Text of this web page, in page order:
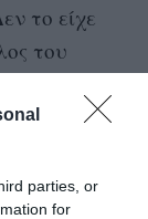
parties, or
for
το είχε
του
κάνει τις